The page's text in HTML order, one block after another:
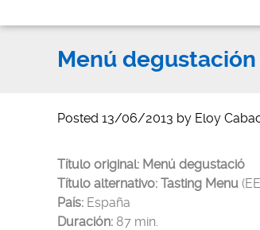
Menú degustación
Posted 13/06/2013 by Eloy
Título original: Menú degustació
Título alternativo: Tasting Menu
País: España
Duración: 87 min.